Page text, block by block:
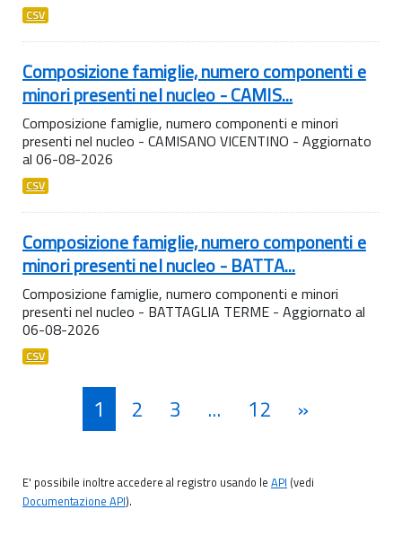
CSV
Composizione famiglie, numero componenti e
minori presenti nel nucleo - CAMIS...
Composizione famiglie, numero componenti e minori
presenti nel nucleo - CAMISANO VICENTINO - Aggiornato
al 06-08-2026
CSV
Composizione famiglie, numero componenti e
minori presenti nel nucleo - BATTA...
Composizione famiglie, numero componenti e minori
presenti nel nucleo - BATTAGLIA TERME - Aggiornato al
06-08-2026
CSV
1 2 3 ... 12 »
E' possibile inoltre accedere al registro usando le API (vedi
Documentazione API).